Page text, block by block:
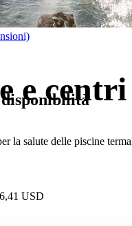
e
la salute delle piscine
USD